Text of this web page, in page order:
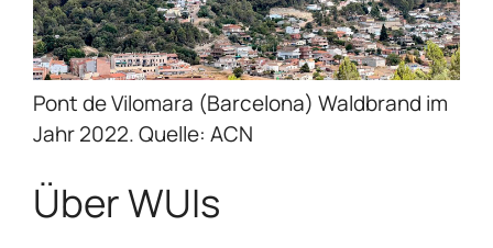
Pont de Vilomara (Barcelona) Waldbrand im
Jahr 2022. Quelle: ACN
Über WUIs